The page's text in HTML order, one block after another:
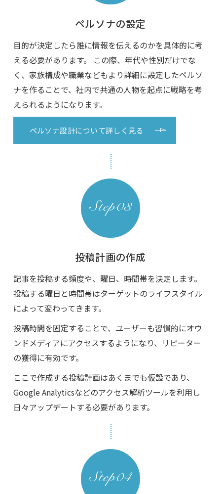
ペルソナの設定
目的が決定したら誰に情報を伝えるのかを具体的に考
える必要があります。 この際、年代や性別だけでな
く、家族構成や職業などもより詳細に設定したペルソ
ナを作ることで、社内で共通の人物を起点に戦略を考
えられるようになります。
ペルソナ設計について詳しく見る
投稿計画の作成
記事を投稿する頻度や、曜日、時間帯を決定します。
投稿する曜日と時間帯はターゲットのライフスタイル
によって変わってきます。
投稿時間を固定することで、ユーザーも習慣的にオウ
ンドメディアにアクセスするようになり、リピーター
の獲得に有効です。
ここで作成する投稿計画はあくまでも仮設であり、
Google Analyticsなどのアクセス解析ツールを利用し
日々アップデートする必要があります。